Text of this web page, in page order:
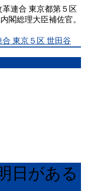
連合 東京都第５区
閣総理大臣補佐官。
東京５区 世田谷
日がある